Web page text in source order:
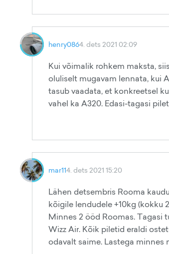
henry0864. dets 2021 02:09
Kui võimalik rohkem maksta,
oluliselt mugavam lennata, kui
tasub vaadata, et konkreetsel
vahel ka A320. Edasi-tagasi
mar114. dets 2021 15:20
Lähen detsembris Rooma
kõigile lendudele +10kg (kokku
Minnes 2 ööd Roomas. Tagasi
Wizz Air. Kõik piletid eraldi
odavalt saime. Lastega